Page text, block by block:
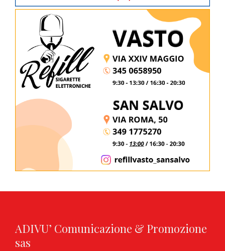
ADIVU’ Comunicazione & Promozione
sas